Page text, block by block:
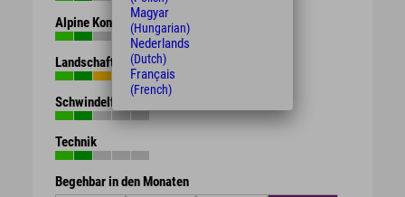
Alpine Kondition
Landschaft
Schwindelfreiheit
Technik
Begehbar in den Monaten
Magyar
(Hungarian)
Nederlands
(Dutch)
Français
(French)